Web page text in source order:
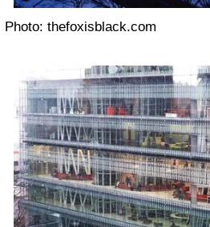
Photo: thefoxisblack.com